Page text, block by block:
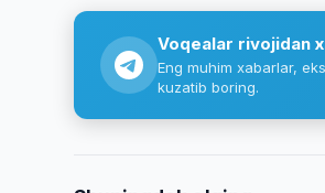
Voqealar rivojidan
Eng muhim xabarlar,
kuzatib boring.